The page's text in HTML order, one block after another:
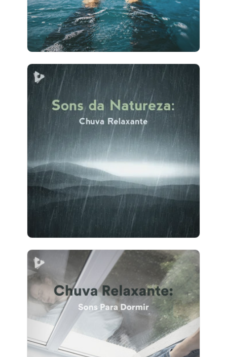
19 seguidores
Sons da Natureza: Chuva
Relaxante
Info
Jogar
5 seguidores
Chuva Relaxante: Sons Para
Dormir